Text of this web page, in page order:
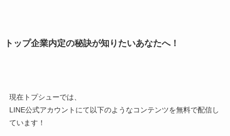
トップ企業内定の秘訣が知りたいあなたへ！
現在トプシューでは、
LINE公式アカウントにて以下のようなコンテンツを無料で配信し
ています！